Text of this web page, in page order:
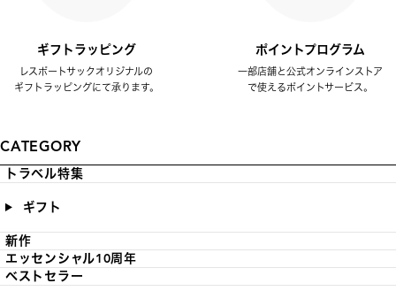
ギフトラッピング
レスポートサックオリジナルの
ギフトラッピングにて承ります。
ポイントプログラム
一部店舗と公式オンラインストア
で使えるポイントサービス。
CATEGORY
トラベル特集
ギフト
新作
エッセンシャル10周年
ベストセラー